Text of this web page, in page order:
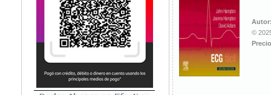
Medicina del Deporte / Rehabilitación
Medicina Emergencias / Urgencias
Medicina Forense / Legal
Medicina General
Medicina Interna
Microbiología
©